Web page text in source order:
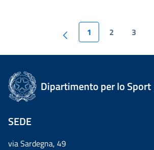
1 2 3
Dipartimento per lo Sport
SEDE
via Sardegna, 49